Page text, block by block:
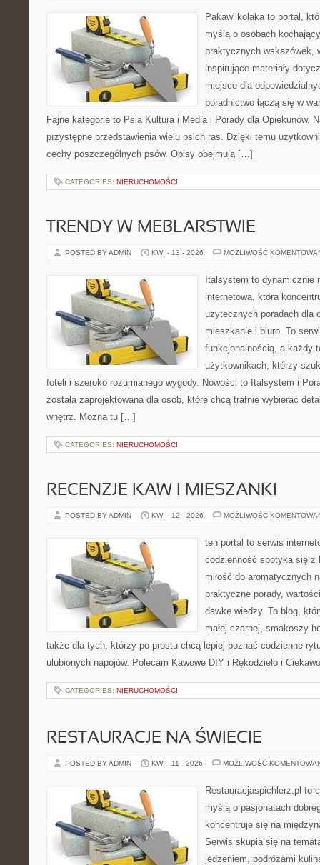
Pakawilkolaka to portal,
myślą o osobach
praktycznych wskazówek,
inspirujące materiały
miejsce dla
poradnictwo łączą się w
Fajne kategorie to Psia Kultura i Media i Porady dla Opiekunów.
przystępne przedstawienia wielu psich ras. Dzięki temu
cechy poszczególnych psów. Opisy obejmują […]
CATEGORIES: NIERUCHOMOŚCI
TRENDY W MEBLARSTWIE
POSTED BY ADMIN KWI - 13 - 2026 MOŻLIWOŚĆ
Italsystem to dynamicznie
internetowa, która
użytecznych poradach dla
mieszkanie i biuro. To
funkcjonalnością, a każdy
użytkownikach, którzy
foteli i szeroko rozumianego wygody. Nowości to Italsystem i
została zaprojektowana dla osób, które chcą trafnie wybierać
wnętrz. Można tu […]
CATEGORIES: NIERUCHOMOŚCI
RECENZJE KAW I MIESZANKI
POSTED BY ADMIN KWI - 12 - 2026 MOŻLIWOŚĆ
ten portal to serwis
codzienność spotyka się z
miłość do aromatycznych
praktyczne porady,
dawkę wiedzy. To blog,
małej czarnej, smakoszy
także dla tych, którzy po prostu chcą lepiej poznać codzienne
ulubionych napojów. Polecam Kawowe DIY i Rękodzieło i
CATEGORIES: NIERUCHOMOŚCI
RESTAURACJE NA ŚWIECIE
POSTED BY ADMIN KWI - 11 - 2026 MOŻLIWOŚĆ
Restauracjaspichlerz.pl to
myślą o pasjonatach
koncentruje się na
Serwis skupia się na
jedzeniem, podróżami